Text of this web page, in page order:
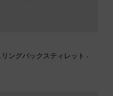
リングバックスティレット -